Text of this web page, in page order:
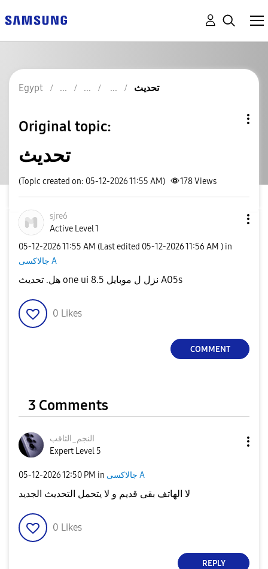
Egypt تحديث
Original topic:
تحديث
(Topic created on: 05-12-2026 11:55 AM) 178Views
sjre6
Active Level 1
‎05-12-202611:55 AM (Last edited ‎05-12-202611:56 AM ) in
جالاكسى A
هل. تحديث one ui 8.5 نزل ل موبايل A05s
0 Likes
COMMENT
3 Comments
النجم_الثاقب
Expert Level 5
‎05-12-202612:50 PM in جالاكسى A
لا الهاتف بقى قديم و لا يتحمل التحديث الجديد
0 Likes
REPLY